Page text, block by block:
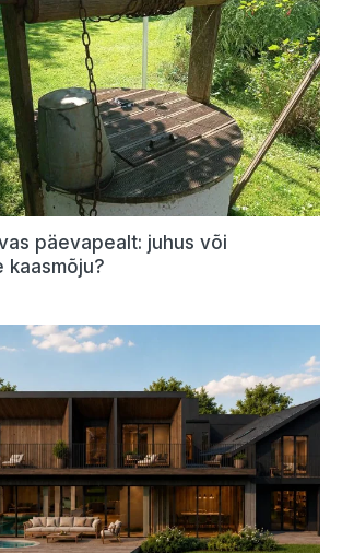
päevapealt: juhus või
kaasmõju?